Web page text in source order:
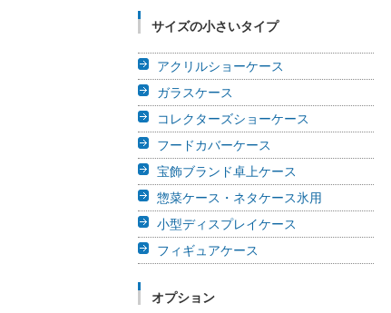
サイズの小さいタイプ
アクリルショーケース
ガラスケース
コレクターズショーケース
フードカバーケース
宝飾ブランド卓上ケース
惣菜ケース・ネタケース氷用
小型ディスプレイケース
フィギュアケース
オプション